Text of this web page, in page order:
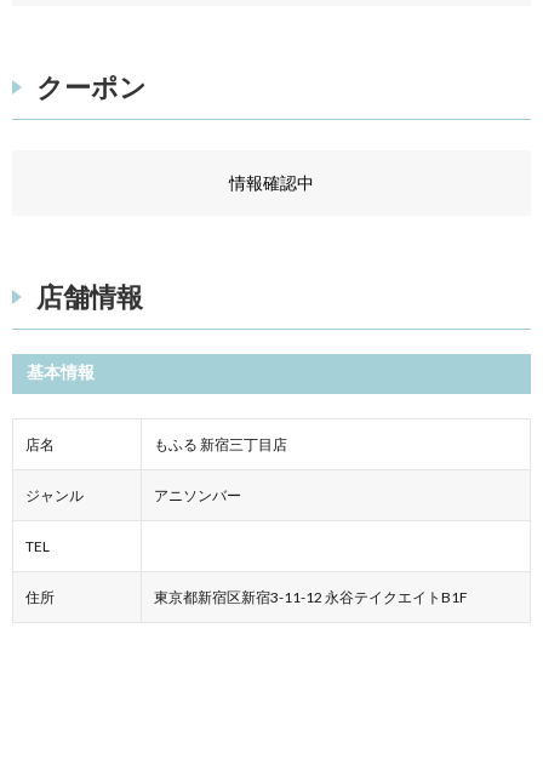
クーポン
情報確認中
店舗情報
基本情報
店名 もふる 新宿三丁目店
ジャンル アニソンバー
TEL
住所 東京都新宿区新宿3-11-12 永谷テイクエイトB1F